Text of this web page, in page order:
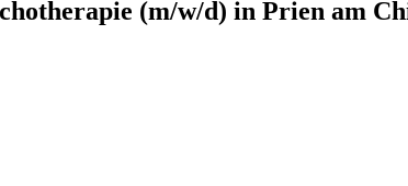
(m/w/d) in Prien am